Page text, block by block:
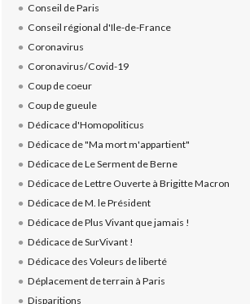
Conseil de Paris
Conseil régional d'Ile-de-France
Coronavirus
Coronavirus/Covid-19
Coup de coeur
Coup de gueule
Dédicace d'Homopoliticus
Dédicace de "Ma mort m'appartient"
Dédicace de Le Serment de Berne
Dédicace de Lettre Ouverte à Brigitte Macron
Dédicace de M. le Président
Dédicace de Plus Vivant que jamais !
Dédicace de SurVivant !
Dédicace des Voleurs de liberté
Déplacement de terrain à Paris
Disparitions